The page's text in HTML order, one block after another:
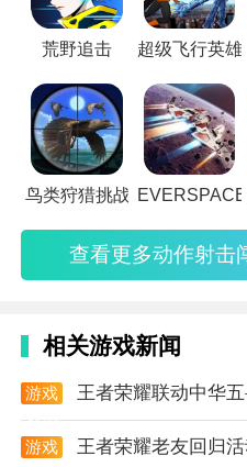
1、而外星鸟会在太空中
不要被撞到了。
2、游戏中还不时的出现
加强武器之类的。
荒野追击 超级飞行英雄
鸟类狩猎挑战
查看更多动作射击
相关游戏新闻
游戏
王者荣耀联动中华
游戏
王者荣耀老友回归